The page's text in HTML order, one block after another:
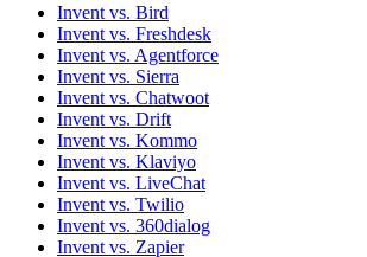
Invent vs. Bird
Invent vs. Freshdesk
Invent vs. Agentforce
Invent vs. Sierra
Invent vs. Chatwoot
Invent vs. Drift
Invent vs. Kommo
Invent vs. Klaviyo
Invent vs. LiveChat
Invent vs. Twilio
Invent vs. 360dialog
Invent vs. Zapier